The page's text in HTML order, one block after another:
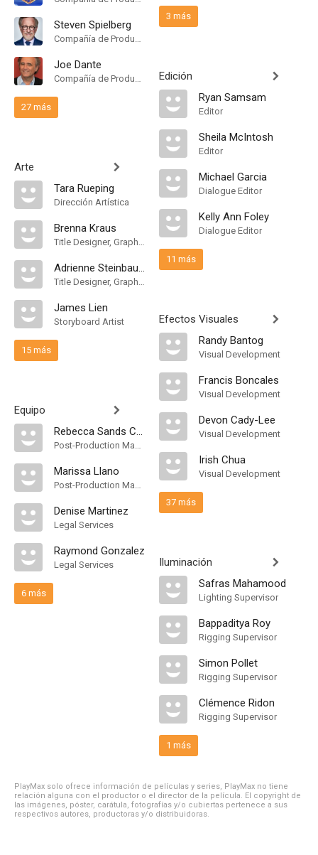
Steven Spielberg
Compañía de Produccion, Productor Ejecutivo
Joe Dante
Compañía de Produccion, Consultor de Producción
27 más
Arte
Tara Rueping
Dirección Artística
Brenna Kraus
Title Designer, Graphic Designer
Adrienne Steinbaum
Title Designer, Graphic Designer
James Lien
Storyboard Artist
15 más
Equipo
Rebecca Sands Coutts
Post-Production Manager
Marissa Llano
Post-Production Manager
Denise Martinez
Legal Services
Raymond Gonzalez
Legal Services
6 más
3 más
Edición
Ryan Samsam
Editor
Sheila McIntosh
Editor
Michael Garcia
Dialogue Editor
Kelly Ann Foley
Dialogue Editor
11 más
Efectos Visuales
Randy Bantog
Visual Development
Francis Boncales
Visual Development
Devon Cady-Lee
Visual Development
Irish Chua
Visual Development
37 más
Iluminación
Safras Mahamood
Lighting Supervisor
Bappaditya Roy
Rigging Supervisor
Simon Pollet
Rigging Supervisor
Clémence Ridon
Rigging Supervisor
1 más
PlayMax solo ofrece información de películas y series, PlayMax no tiene
relación alguna con el productor o el director de la película. El copyright de
las imágenes, póster, carátula, fotografías y/o cubiertas pertenece a sus
respectivos autores, productoras y/o distribuidoras.